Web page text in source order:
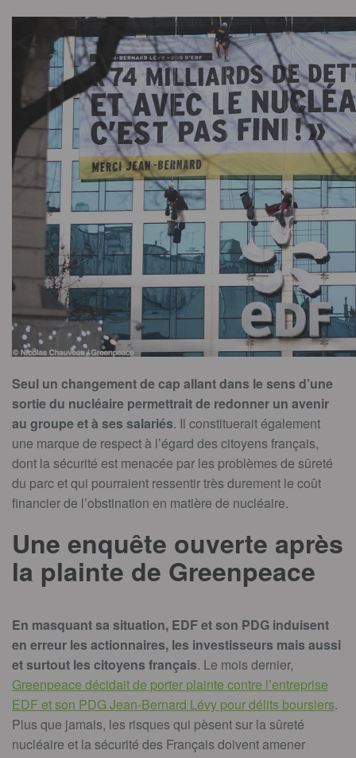
Seul un changement de cap allant dans le sens d’une
sortie du nucléaire permettrait de redonner un avenir
au groupe et à ses salariés. Il constituerait également
une marque de respect à l’égard des citoyens français,
dont la sécurité est menacée par les problèmes de sûreté
du parc et qui pourraient ressentir très durement le coût
financier de l’obstination en matière de nucléaire.
Une enquête ouverte après
la plainte de Greenpeace
En masquant sa situation, EDF et son PDG induisent
en erreur les actionnaires, les investisseurs mais aussi
et surtout les citoyens français. Le mois dernier,
Greenpeace décidait de porter plainte contre l’entreprise
EDF et son PDG Jean-Bernard Lévy pour délits boursiers.
Plus que jamais, les risques qui pèsent sur la sûreté
nucléaire et la sécurité des Français doivent amener